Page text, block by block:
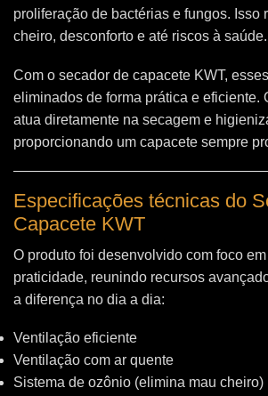
proliferação de bactérias e fungos. Isso
cheiro, desconforto e até riscos à saúde.
Com o secador de capacete KWT,
eliminados de forma prática e eficiente.
atua diretamente na secagem e
proporcionando um capacete sempre
Especificações técnicas do
Capacete KWT
O produto foi desenvolvido com foco
praticidade, reunindo recursos
a diferença no dia a dia:
Ventilação eficiente
Ventilação com ar quente
Sistema de ozônio (elimina mau cheiro)